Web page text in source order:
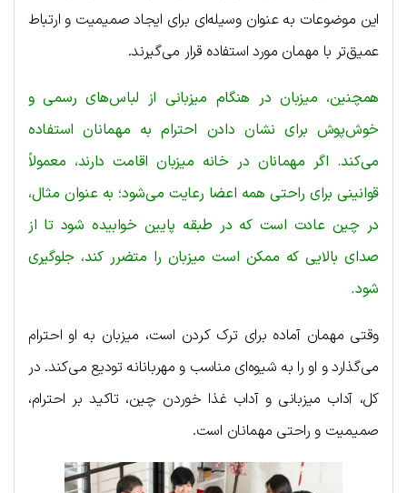
این موضوعات به عنوان وسیله‌ای برای ایجاد صمیمیت و ارتباط
عمیق‌تر با مهمان مورد استفاده قرار می‌گیرند.
همچنین، میزبان در هنگام میزبانی از لباس‌های رسمی و
خوش‌پوش برای نشان دادن احترام به مهمانان استفاده
می‌کند. اگر مهمانان در خانه میزبان اقامت دارند، معمولاً
قوانینی برای راحتی همه اعضا رعایت می‌شود؛ به عنوان مثال،
در چین عادت است که در طبقه پایین خوابیده شود تا از
صدای بالایی که ممکن است میزبان را متضرر کند، جلوگیری
شود.
وقتی مهمان آماده برای ترک کردن است، میزبان به او احترام
می‌گذارد و او را به شیوه‌ای مناسب و مهربانانه تودیع می‌کند. در
کل، آداب میزبانی و آداب غذا خوردن چین، تاکید بر احترام،
صمیمیت و راحتی مهمانان است.